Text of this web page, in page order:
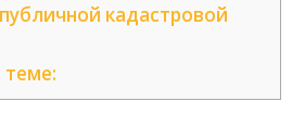
кадастровой